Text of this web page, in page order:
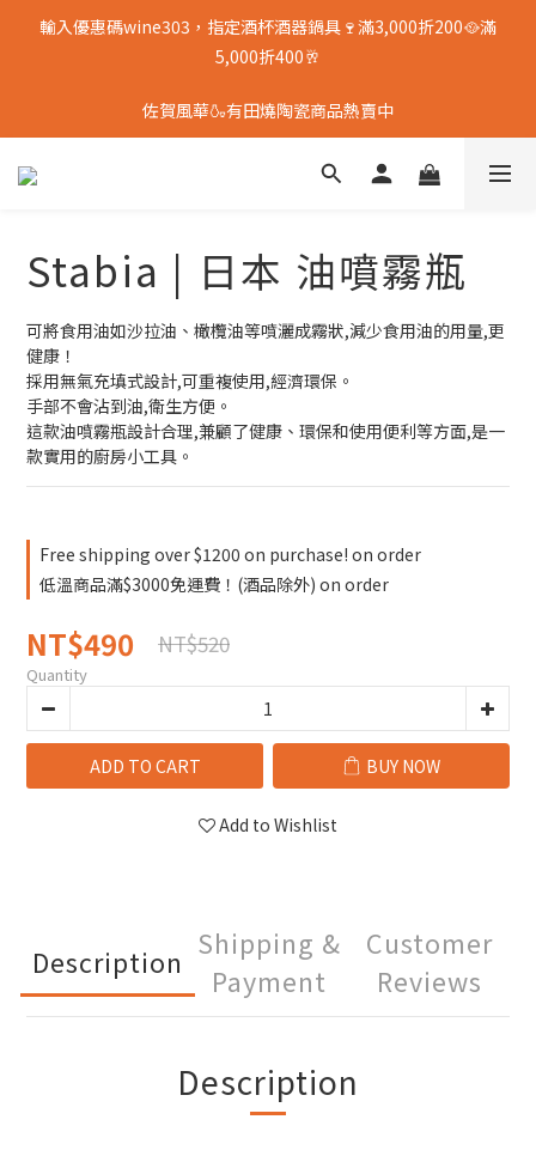
輸入優惠碼wine303，指定酒杯酒器鍋具🍷滿3,000折200🥘滿
5,000折400🥂
佐賀風華🍶有田燒陶瓷商品熱賣中
Stabia | 日本 油噴霧瓶
可將食用油如沙拉油、橄欖油等噴灑成霧狀,減少食用油的用量,更
健康！
採用無氣充填式設計,可重複使用,經濟環保。
手部不會沾到油,衛生方便。
這款油噴霧瓶設計合理,兼顧了健康、環保和使用便利等方面,是一
款實用的廚房小工具。
Free shipping over $1200 on purchase! on order
低溫商品滿$3000免運費！(酒品除外) on order
NT$490 NT$520
Quantity
ADD TO CART BUY NOW
Add to Wishlist
Description
Shipping &
Payment
Customer
Reviews
Description